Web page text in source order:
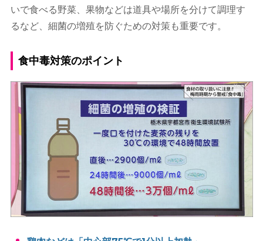
いで食べる野菜、果物などは道具や場所を分けて調理す
るなど、細菌の増殖を防ぐための対策も重要です。
食中毒対策のポイント